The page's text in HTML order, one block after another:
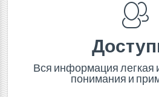
Вся информация легкая
понимания и